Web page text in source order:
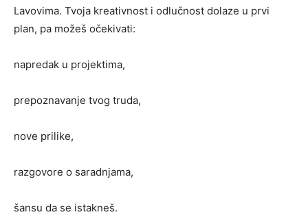
Lavovima. Tvoja kreativnost i odlučnost dolaze u prvi
plan, pa možeš očekivati:
napredak u projektima,
prepoznavanje tvog truda,
nove prilike,
razgovore o saradnjama,
šansu da se istakneš.